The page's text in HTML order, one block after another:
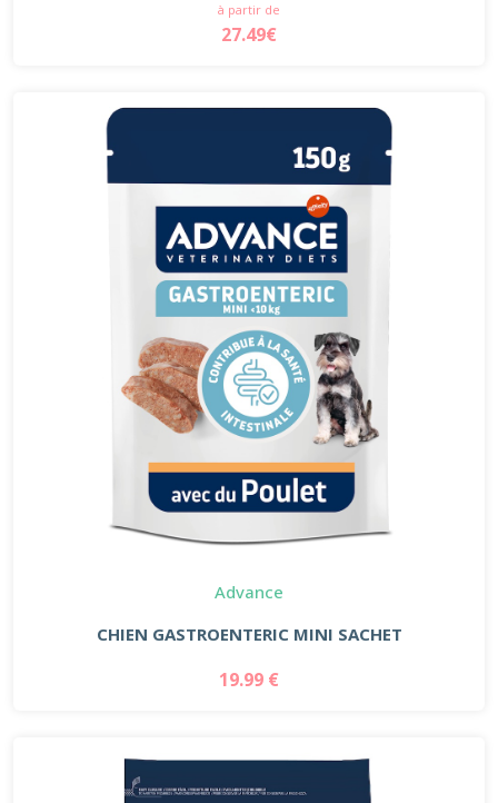
à partir de
27.49€
Advance
CHIEN GASTROENTERIC MINI SACHET
19.99 €